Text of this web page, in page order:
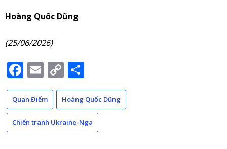
Hoàng Quốc Dũng
(25/06/2026)
Facebook
Email
Copy
Link
Quan Điểm Hoàng Quốc Dũng
Chiến tranh Ukraine-Nga